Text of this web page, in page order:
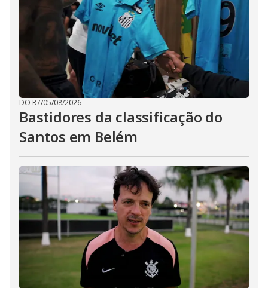
DO R7/05/08/2026
Bastidores da classificação do
Santos em Belém